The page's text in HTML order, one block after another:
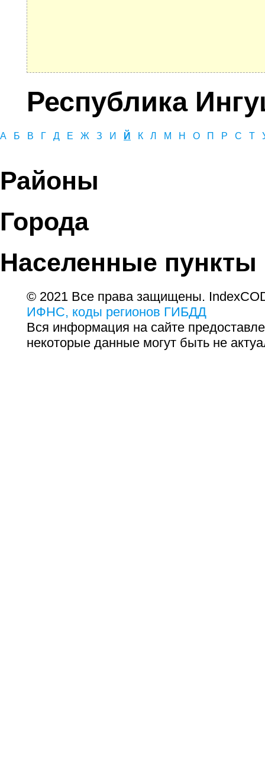
Республика
А Б В Г Д Е Ж З И Й К Л М Н О П Р С Т
Районы
Города
Населенные пункты
© 2021 Все права защищены.
ИФНС, коды регионов ГИБДД
Вся информация на сайте
некоторые данные могут быть не